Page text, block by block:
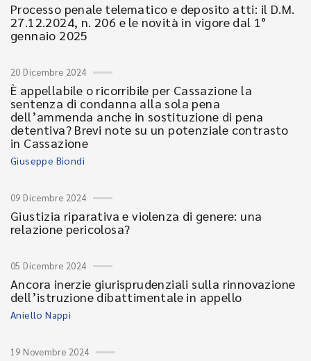
Processo penale telematico e deposito atti: il D.M.
27.12.2024, n. 206 e le novità in vigore dal 1°
gennaio 2025
20 Dicembre 2024
È appellabile o ricorribile per Cassazione la
sentenza di condanna alla sola pena
dell’ammenda anche in sostituzione di pena
detentiva? Brevi note su un potenziale contrasto
in Cassazione
Giuseppe Biondi
09 Dicembre 2024
Giustizia riparativa e violenza di genere: una
relazione pericolosa?
05 Dicembre 2024
Ancora inerzie giurisprudenziali sulla rinnovazione
dell’istruzione dibattimentale in appello
Aniello Nappi
19 Novembre 2024